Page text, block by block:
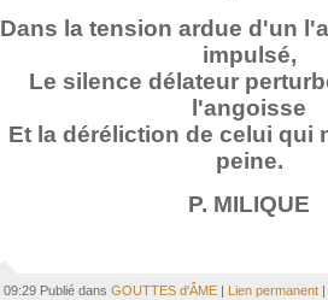
Dans la tension ardue d'un
impulsé,
Le silence délateur
l'angoisse
Et la déréliction de celui qui
peine.
P. MILIQUE
09:29 Publié dans GOUTTES d'ÂME| Lien permanent|